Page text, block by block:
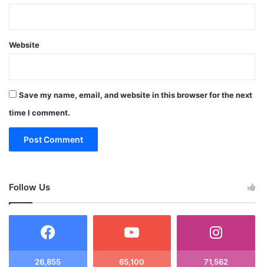
Website
Save my name, email, and website in this browser for the next
time I comment.
Follow Us
26,855 65,100 71,562